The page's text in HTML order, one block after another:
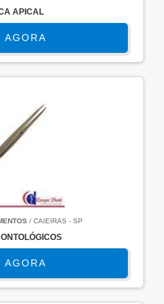
APICAL
AGORA
/ CAIEIRAS - SP
AGORA